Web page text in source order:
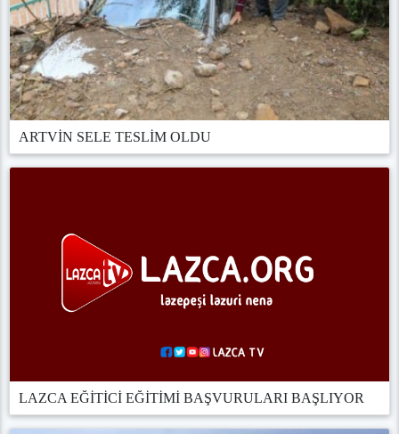
ARTVİN SELE TESLİM OLDU
LAZCA EĞİTİCİ EĞİTİMİ BAŞVURULARI BAŞLIYOR